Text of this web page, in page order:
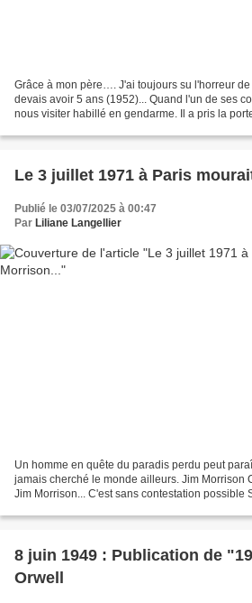
Grâce à mon père…. J'ai toujours su l'horreur
devais avoir 5 ans (1952)... Quand l'un de ses
nous visiter habillé en gendarme. Il a pris la
Le 3 juillet 1971 à Paris
Publié le 03/07/2025 à 00:47
Par Liliane Langellier
Un homme en quête du paradis perdu peut
jamais cherché le monde ailleurs. Jim Morrison
Jim Morrison... C'est sans contestation possible
8 juin 1949 : Publication de
Orwell